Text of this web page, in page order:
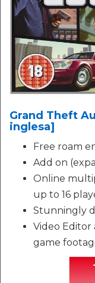
Grand Theft
inglesa]
Free roam
Add on
Online
up to 16
Stunningly
Video
game